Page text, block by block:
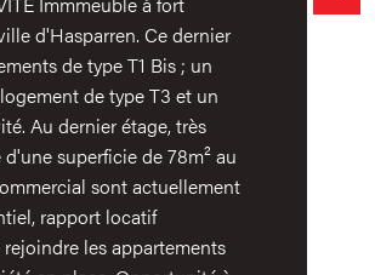
d'Hasparren. Ce dernier
de type T1 Bis ; un
de type T3 et un
Au dernier étage, très
superficie de 78m² au
sont actuellement
rapport locatif
les appartements